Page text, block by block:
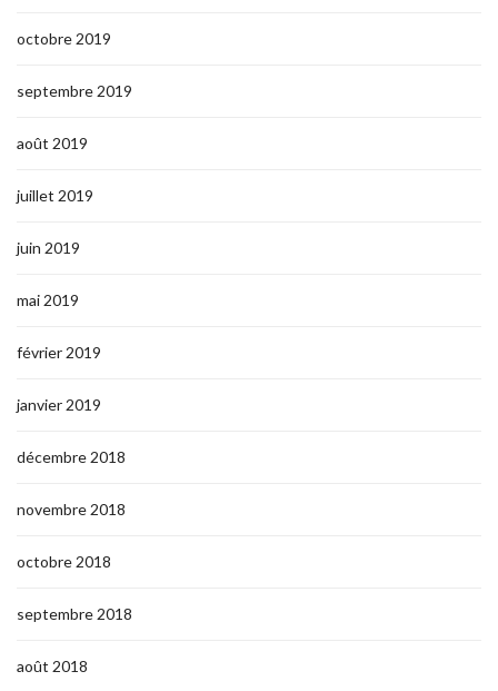
octobre 2019
septembre 2019
août 2019
juillet 2019
juin 2019
mai 2019
février 2019
janvier 2019
décembre 2018
novembre 2018
octobre 2018
septembre 2018
août 2018